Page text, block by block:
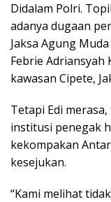
Didalam Polri.
adanya dugaan
Jaksa Agung
Febrie Adriansyah
kawasan Cipete,
Tetapi Edi
institusi penegak
kekompakan
kesejukan.
“Kami melihat